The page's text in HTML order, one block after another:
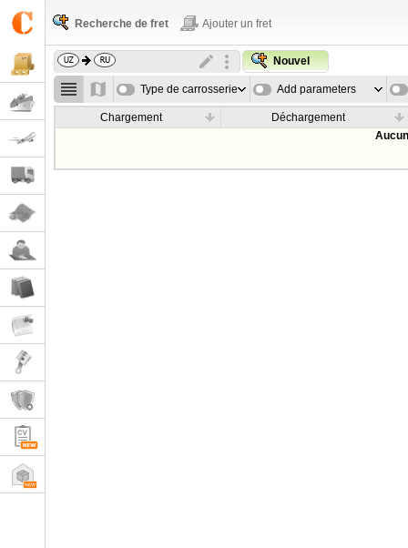
Recherche de fret Ajouter un fret
Nouvel
Type de carrosserie Add parameters
Chargement
Déchargement